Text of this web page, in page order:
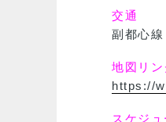
交通
副都心
地図リン
https://
スケジ